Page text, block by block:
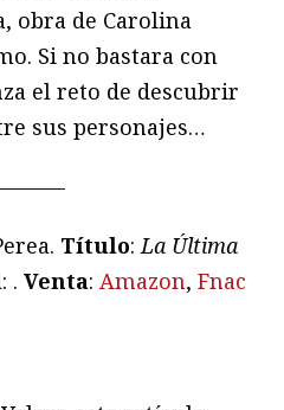
obra de Carolina
Si no bastara con
el reto de descubrir
sus personajes…
Título:La Última
: . Venta: Amazon, Fnac